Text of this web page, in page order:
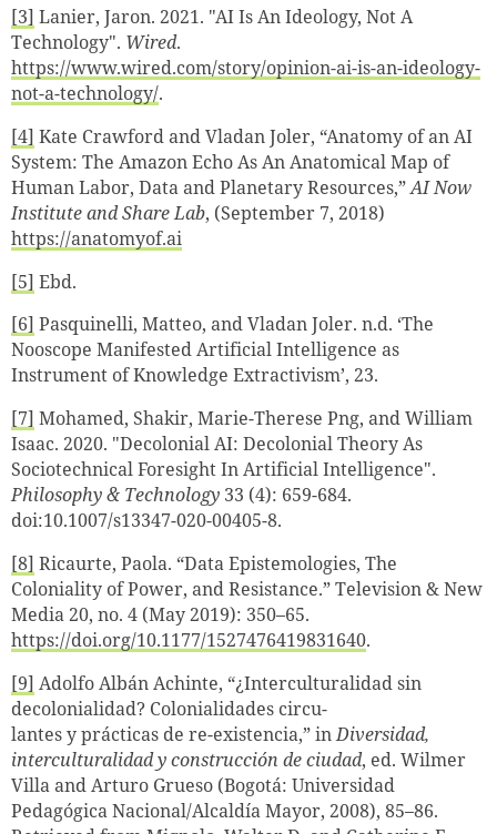
[3] Lanier, Jaron. 2021. "AI Is An Ideology, Not A
Technology". Wired.
https://www.wired.com/story/opinion-ai-is-an-ideology-
not-a-technology/.
[4] Kate Crawford and Vladan Joler, “Anatomy of an AI
System: The Amazon Echo As An Anatomical Map of
Human Labor, Data and Planetary Resources,”AI Now
Institute and Share Lab, (September 7, 2018)
https://anatomyof.ai
[5] Ebd.
[6] Pasquinelli, Matteo, and Vladan Joler. n.d. ‘The
Nooscope Manifested Artificial Intelligence as
Instrument of Knowledge Extractivism’, 23.
[7] Mohamed, Shakir, Marie-Therese Png, and William
Isaac. 2020. "Decolonial AI: Decolonial Theory As
Sociotechnical Foresight In Artificial Intelligence".
Philosophy & Technology 33 (4): 659-684.
doi:10.1007/s13347-020-00405-8.
[8] Ricaurte, Paola. “Data Epistemologies, The
Coloniality of Power, and Resistance.”Television & New
Media 20, no. 4 (May 2019): 350–65.
https://doi.org/10.1177/1527476419831640.
[9] Adolfo Albán Achinte, “¿Interculturalidad sin
decolonialidad? Colonialidades circu-
lantes y prácticas de re-existencia,” inDiversidad,
interculturalidad y construcción de ciudad, ed. Wilmer
Villa and Arturo Grueso (Bogotá: Universidad
Pedagógica Nacional/Alcaldía Mayor, 2008), 85–86.